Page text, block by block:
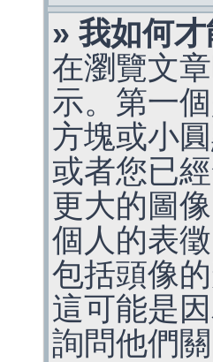
» 我如何
在瀏覽文
示。第一
方塊或小
或者您已
更大的圖
個人的表
包括頭像
這可能是
詢問他們關